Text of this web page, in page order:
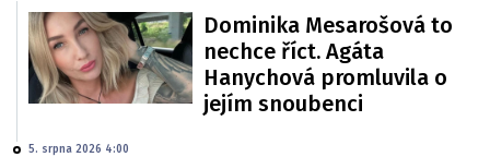
Dominika Mesarošová to
nechce říct. Agáta
Hanychová promluvila o
jejím snoubenci
5. srpna 2026 4:00